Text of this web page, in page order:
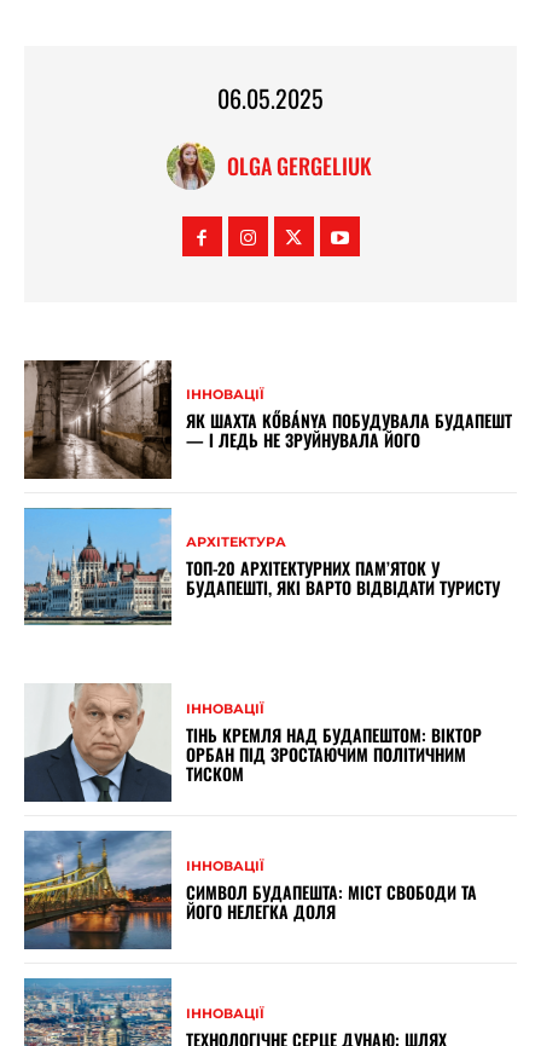
06.05.2025
OLGA GERGELIUK
ІННОВАЦІЇ
ЯК ШАХТА KŐBÁNYA ПОБУДУВАЛА БУДАПЕШТ
— І ЛЕДЬ НЕ ЗРУЙНУВАЛА ЙОГО
АРХІТЕКТУРА
ТОП-20 АРХІТЕКТУРНИХ ПАМ’ЯТОК У
БУДАПЕШТІ, ЯКІ ВАРТО ВІДВІДАТИ ТУРИСТУ
ІННОВАЦІЇ
ТІНЬ КРЕМЛЯ НАД БУДАПЕШТОМ: ВІКТОР
ОРБАН ПІД ЗРОСТАЮЧИМ ПОЛІТИЧНИМ
ТИСКОМ
ІННОВАЦІЇ
СИМВОЛ БУДАПЕШТА: МІСТ СВОБОДИ ТА
ЙОГО НЕЛЕГКА ДОЛЯ
ІННОВАЦІЇ
ТЕХНОЛОГІЧНЕ СЕРЦЕ ДУНАЮ: ШЛЯХ